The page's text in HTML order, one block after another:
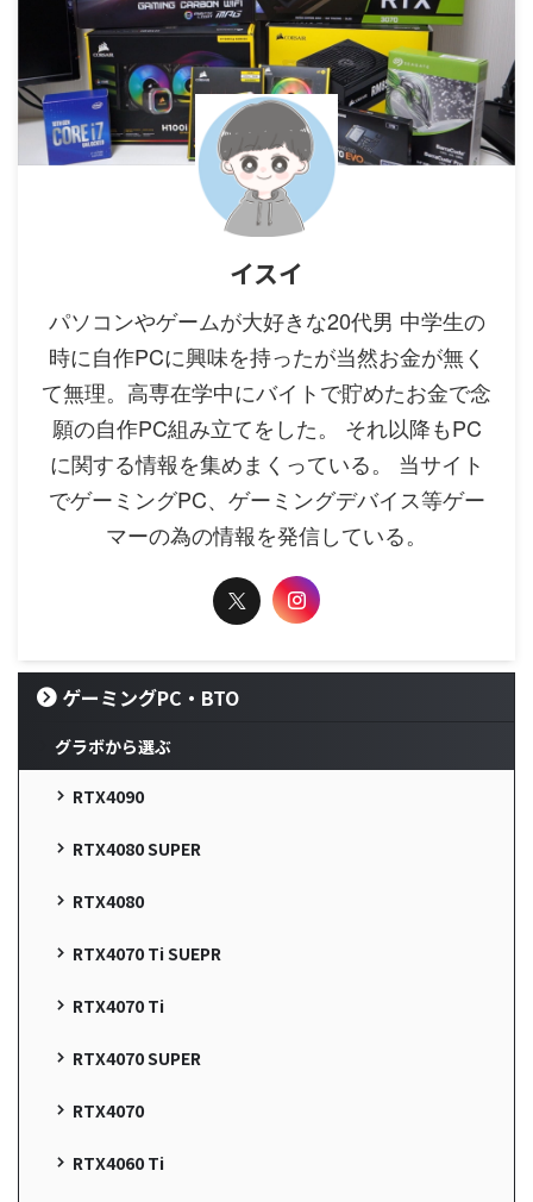
イスイ
パソコンやゲームが大好きな20代男 中学生の
時に自作PCに興味を持ったが当然お金が無く
て無理。高専在学中にバイトで貯めたお金で念
願の自作PC組み立てをした。 それ以降もPC
に関する情報を集めまくっている。 当サイト
でゲーミングPC、ゲーミングデバイス等ゲー
マーの為の情報を発信している。
ゲーミングPC・BTO
グラボから選ぶ
RTX4090
RTX4080 SUPER
RTX4080
RTX4070 Ti SUEPR
RTX4070 Ti
RTX4070 SUPER
RTX4070
RTX4060 Ti